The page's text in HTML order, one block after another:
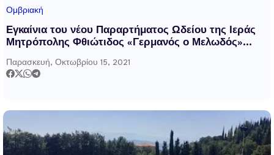
Ομβριακή
Εγκαίνια του νέου Παραρτήματος Ωδείου της Ιεράς
Μητρόπολης Φθιώτιδος «Γερμανός ο Μελωδός»
Παρασκευή, Οκτωβρίου 15, 2021